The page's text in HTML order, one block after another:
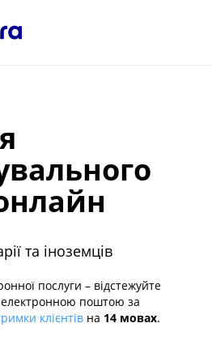
та іноземців
послуги – відстежуйте
поштою за
клієнтів на 14 мовах.